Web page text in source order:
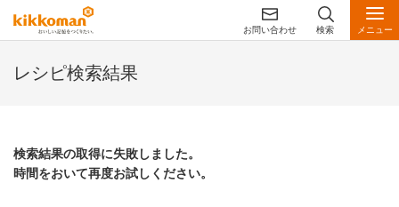
お問い合わせ 検索 メニュー
レシピ検索結果
検索結果の取得に失敗しました。
時間をおいて再度お試しください。